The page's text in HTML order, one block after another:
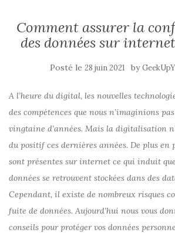
Comment assurer la
des données sur
Posté le 28 juin 2021 by
A l’heure du digital, les nouvelles
des compétences que nous n’imaginions
vingtaine d’années. Mais la digitalisation
du positif ces dernières années. De plus en
sont présentes sur internet ce qui induit
données se retrouvent stockées dans des
Cependant, il existe de nombreux risques
fuite de données. Aujourd’hui nous vous
conseils pour protéger vos données